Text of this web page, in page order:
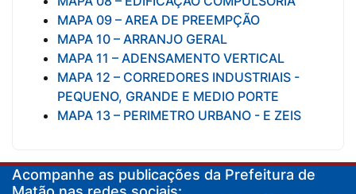
MAPA 09 – AREA DE PREEMPÇÃO
MAPA 10 – ARRANJO GERAL
MAPA 11 – ADENSAMENTO VERTICAL
MAPA 12 – CORREDORES INDUSTRIAIS -
PEQUENO, GRANDE E MEDIO PORTE
MAPA 13 – PERIMETRO URBANO - E ZEIS
Acompanhe as publicações da Prefeitura de